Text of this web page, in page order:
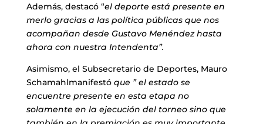
Además, destacó “el deporte está presente en
merlo gracias a las política públicas que nos
acompañan desde Gustavo Menéndez hasta
ahora con nuestra Intendenta”.
Asimismo, el Subsecretario de Deportes, Mauro
Schamahlmanifestó que ” el estado se
encuentre presente en esta etapa no
solamente en la ejecución del torneo sino que